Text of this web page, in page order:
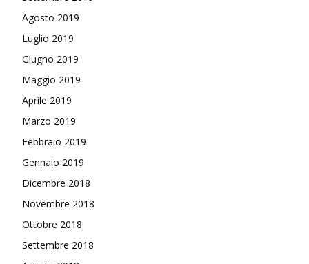
Agosto 2019
Luglio 2019
Giugno 2019
Maggio 2019
Aprile 2019
Marzo 2019
Febbraio 2019
Gennaio 2019
Dicembre 2018
Novembre 2018
Ottobre 2018
Settembre 2018